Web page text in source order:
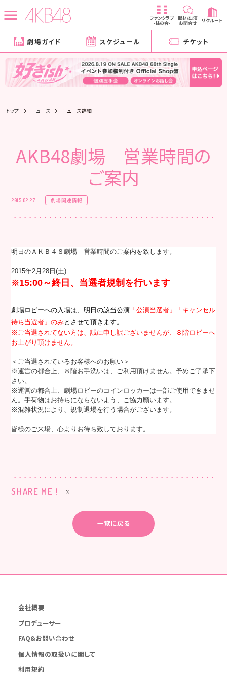
ファンクラブ
-柱の会-
取材/出演
お問合せ リクルート
劇場ガイド スケジュール チケット
トップ ニュース ニュース詳細
AKB48劇場 営業時間の
ご案内
2015.02.27 劇場関連情報
明日のＡＫＢ４８劇場 営業時間のご案内を致します。
2015年2月28日(土)
※15:00～終日、当選者規制を行います
劇場ロビーへの入場は、明日の該当公演 「公演当選者」「キャンセル
待ち当選者」のみとさせて頂きます。
※ご当選されてない方は、誠に申し訳ございませんが、８階ロビーへ
お上がり頂けません。
＜ご当選されているお客様へのお願い＞
※運営の都合上、８階お手洗いは、ご利用頂けません。予めご了承下
さい。
※運営の都合上、劇場ロビーのコインロッカーは一部ご使用できませ
ん。手荷物はお持ちにならないよう、ご協力願います。
※混雑状況により、規制退場を行う場合がございます。
皆様のご来場、心よりお待ち致しております。
SHARE ME !
一覧に戻る
会社概要
プロデューサー
FAQ&お問い合わせ
個人情報の取扱いに関して
利用規約